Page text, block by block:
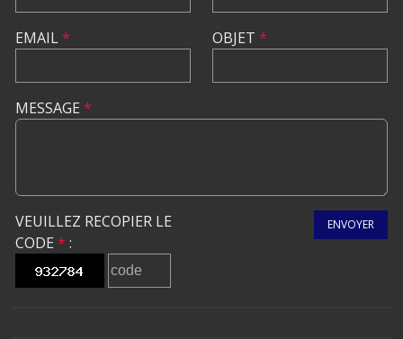
EMAIL* OBJET *
MESSAGE *
VEUILLEZ RECOPIER LE
CODE * :
ENVOYER